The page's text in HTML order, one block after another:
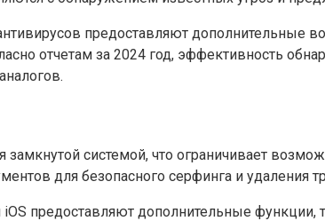
предоставляют дополнительные
отчетам за 2024 год, эффективность
замкнутой системой, что ограничивает
для безопасного серфинга и удаления
предоставляют дополнительные функции,